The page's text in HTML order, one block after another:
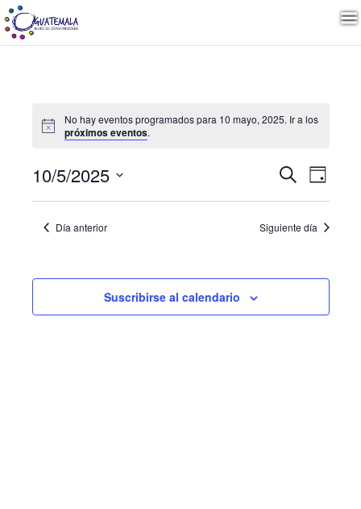
No hay eventos programados para 10 mayo, 2025. Ir a los
próximos eventos.
de
y
Buscar
de
vistas
de
Día
10/5/2025
Día anterior Siguiente día
Suscribirse al calendario